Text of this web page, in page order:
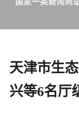
天津市生
兴等6名厅